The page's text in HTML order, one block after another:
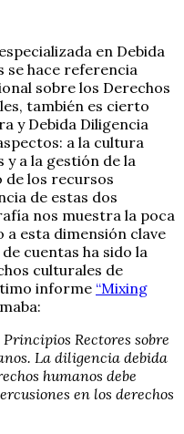
en Debida
se hace referencia
sobre los Derechos
también es cierto
y Debida Diligencia
a la cultura
a la gestión de la
de los recursos
de estas dos
nos muestra la poca
esta dimensión clave
cuentas ha sido la
culturales de
informe “Mixing
Rectores sobre
La diligencia debida
humanos debe
en los derechos